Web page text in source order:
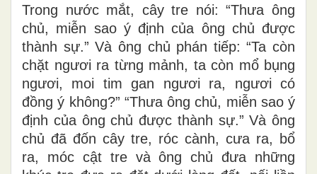
Trong nước mắt, cây tre nói: “Thưa ông
chủ, miễn sao ý định của ông chủ được
thành sự.” Và ông chủ phán tiếp: “Ta còn
chặt ngươi ra từng mảnh, ta còn mổ bụng
ngươi, moi tim gan ngươi ra, ngươi có
đồng ý không?” “Thưa ông chủ, miễn sao ý
định của ông chủ được thành sự.” Và ông
chủ đã đốn cây tre, róc cành, cưa ra, bổ
ra, móc cật tre và ông chủ đưa những